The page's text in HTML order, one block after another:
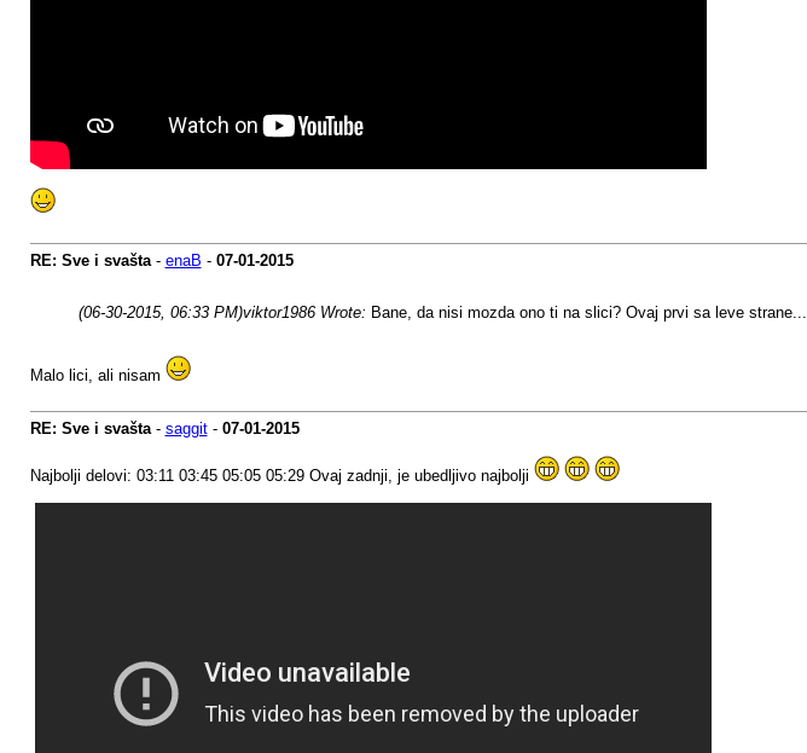
RE: Sve i svašta- enaB - 07-01-2015
(06-30-2015, 06:33 PM)viktor1986 Wrote: Bane, da nisi mozda ono ti na slici? Ovaj prvi sa leve strane...
Malo lici, ali nisam
RE: Sve i svašta- saggit- 07-01-2015
Najbolji delovi: 03:11 03:45 05:05 05:29 Ovaj zadnji, je ubedljivo najbolji